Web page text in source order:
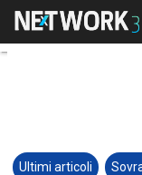
Ultimi articoli